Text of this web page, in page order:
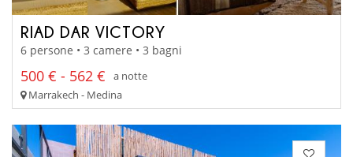
RIAD DAR VICTORY
6 persone • 3 camere • 3 bagni
500 € - 562 €
a notte
Marrakech - Medina